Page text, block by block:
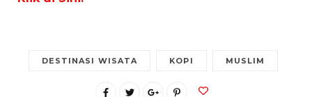
DESTINASI WISATA KOPI MUSLIM